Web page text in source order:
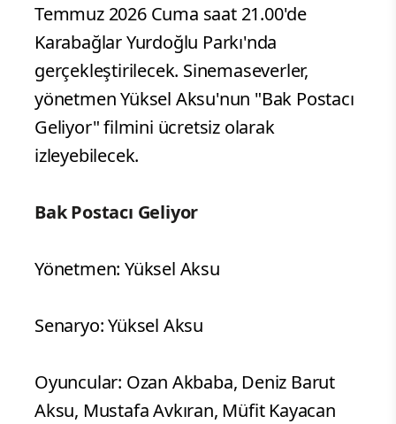
Temmuz 2026 Cuma saat 21.00'de
Karabağlar Yurdoğlu Parkı'nda
gerçekleştirilecek. Sinemaseverler,
yönetmen Yüksel Aksu'nun "Bak Postacı
Geliyor" filmini ücretsiz olarak
izleyebilecek.
Bak Postacı Geliyor
Yönetmen: Yüksel Aksu
Senaryo: Yüksel Aksu
Oyuncular: Ozan Akbaba, Deniz Barut
Aksu, Mustafa Avkıran, Müfit Kayacan